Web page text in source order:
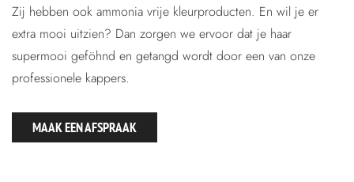
Zij hebben ook ammonia vrije kleurproducten. En wil je er
extra mooi uitzien? Dan zorgen we ervoor dat je haar
supermooi geföhnd en getangd wordt door een van onze
professionele kappers.
MAAK EEN AFSPRAAK